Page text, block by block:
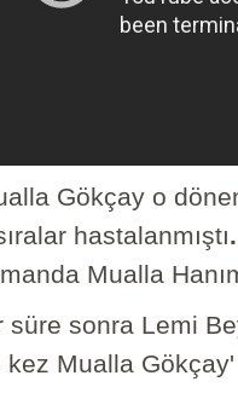
Gökçay o
hastalanmıştı
Mualla
süre sonra Lemi
kez Mualla Gökçay'